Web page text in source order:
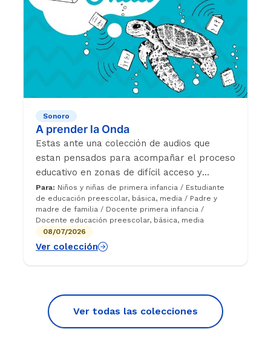
Sonoro
A prender la Onda
Estas ante una colección de audios que
estan pensados para acompañar el proceso
educativo en zonas de difícil acceso y
conectividad, pues este proyecto surge
como respuesta a la pandemia de COVID en
el año 2020 y promovió el trabajo
mancomunado entre emisoras rurales y
nuestro programa aliado Enseña por
oportunidad de fortalecer el autocuidado
mediante cuentos y charlas.
Para: Niños y niñas de primera infancia / Estudiante
de educación preescolar, básica, media / Padre y
madre de familia / Docente primera infancia /
Docente educación preescolar, básica, media
08/07/2026
Ver colección
Ver todas las colecciones